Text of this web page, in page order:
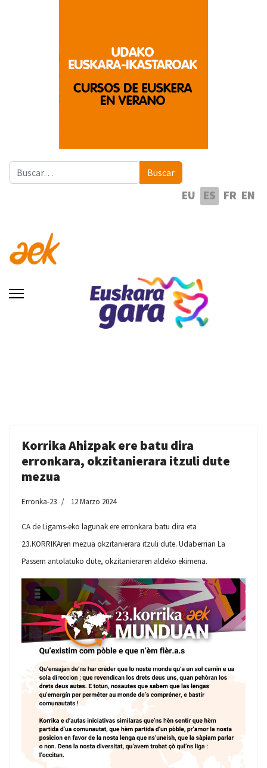
Buscar Buscar
EU ES FR EN
Korrika Ahizpak ere batu dira
erronkara, okzitanierara itzuli dute
mezua
Erronka-23 12 Marzo 2024
CA de Ligams-eko lagunak ere erronkara batu dira eta
23.KORRIKAren mezua okzitanierara itzuli dute. Udaberrian La
Passem antolatuko dute, okzitanieraren aldeko ekimena.